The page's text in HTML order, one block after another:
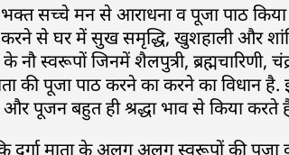
भक्त सच्चे मन से आराधना व पूजा पाठ
करने से घर में सुख समृद्धि, खुशहाली और
स्वरूपों जिनमें शैलपुत्री, ब्रह्मचारिणी,
की पूजा पाठ करने का करने का विधान है.
पूजन बहुत ही श्रद्धा भाव से किया करते
दुर्गा माता के अलग अलग स्वरूपों की पूजा